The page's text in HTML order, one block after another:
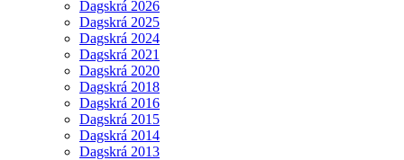
Dagskrá 2026
Dagskrá 2025
Dagskrá 2024
Dagskrá 2021
Dagskrá 2020
Dagskrá 2018
Dagskrá 2016
Dagskrá 2015
Dagskrá 2014
Dagskrá 2013